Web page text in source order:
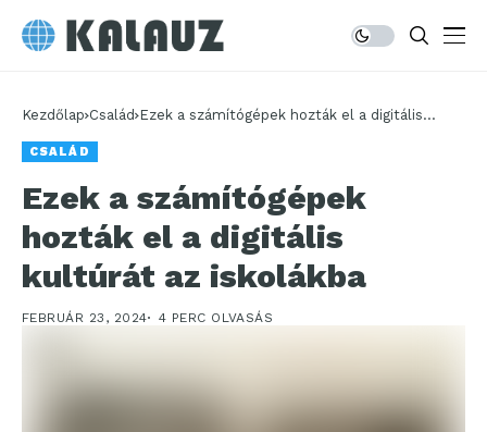
Kezdőlap Család Ezek a számítógépek hozták el a digitális
CSALÁD
Ezek a számítógépek
hozták el a digitális
kultúrát az iskolákba
FEBRUÁR 23, 2024 4 PERC OLVASÁS